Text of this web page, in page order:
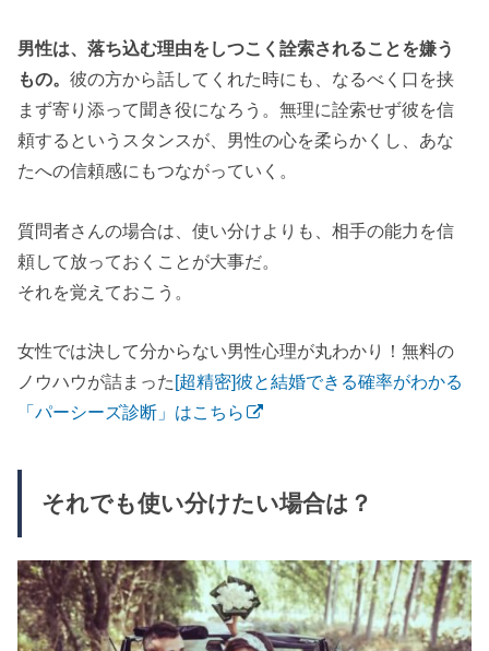
男性は、落ち込む理由をしつこく詮索されることを嫌う
もの。彼の方から話してくれた時にも、なるべく口を挟
まず寄り添って聞き役になろう。無理に詮索せず彼を信
頼するというスタンスが、男性の心を柔らかくし、あな
たへの信頼感にもつながっていく。
質問者さんの場合は、使い分けよりも、相手の能力を信
頼して放っておくことが大事だ。
それを覚えておこう。
女性では決して分からない男性心理が丸わかり！無料の
ノウハウが詰まった[超精密]彼と結婚できる確率がわかる
「パーシーズ診断」はこちら
それでも使い分けたい場合は？